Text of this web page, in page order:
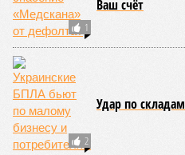
1
Ваш счёт
2
Удар по складам